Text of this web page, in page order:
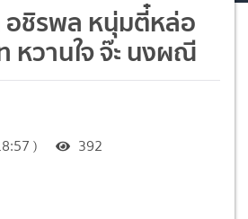
อชิรพล หนุ่มตี๋หล่อ
หวานใจ จ๊ะ นงผณี
) 392